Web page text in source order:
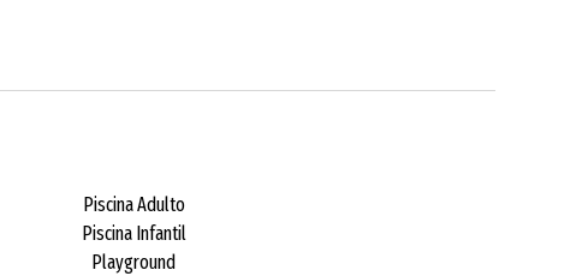
Piscina Adulto
Piscina Infantil
Playground